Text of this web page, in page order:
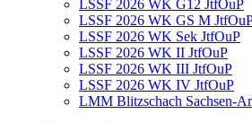
LSSF 2026 WK G12 JtfOuP
LSSF 2026 WK GS M
LSSF 2026 WK Sek JtfOuP
LSSF 2026 WK II JtfOuP
LSSF 2026 WK III JtfOuP
LSSF 2026 WK IV JtfOuP
LMM Blitzschach Sachsen-